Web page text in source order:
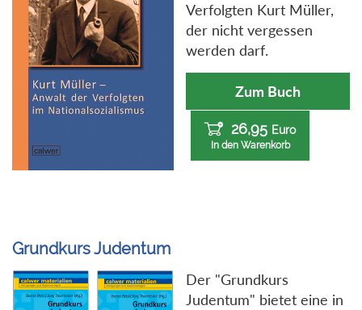
Verfolgten Kurt Müller,
der nicht vergessen
werden darf.
Zum Buch
26,95 Euro
In den Warenkorb
Grundkurs Judentum
Der "Grundkurs
Judentum" bietet eine in